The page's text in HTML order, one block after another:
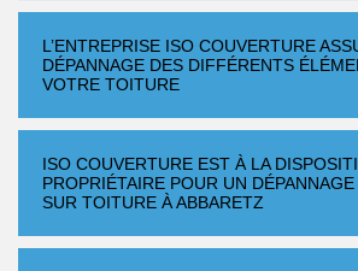
L’ENTREPRISE ISO COUVERTURE
DÉPANNAGE DES DIFFÉRENTS
VOTRE TOITURE
ISO COUVERTURE EST À LA
PROPRIÉTAIRE POUR UN
SUR TOITURE À ABBARETZ